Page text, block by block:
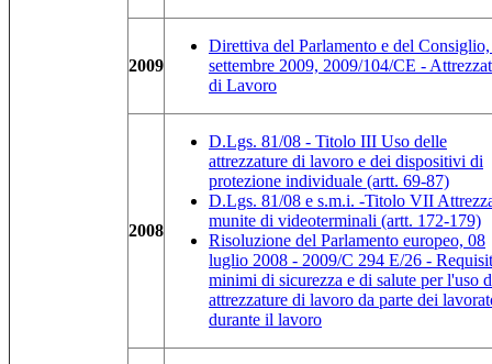
2009
Direttiva del Parlamento e del
settembre 2009, 2009/104/CE -
di Lavoro
2008
D.Lgs. 81/08 - Titolo III Uso delle
attrezzature di lavoro e dei dispositivi di
protezione individuale (artt. 69-87)
D.Lgs. 81/08 e s.m.i. -Titolo VII
munite di videoterminali (artt. 172-179)
Risoluzione del Parlamento europeo, 08
luglio 2008 - 2009/C 294 E/26 -
minimi di sicurezza e di salute per l'uso
attrezzature di lavoro da parte dei
durante il lavoro